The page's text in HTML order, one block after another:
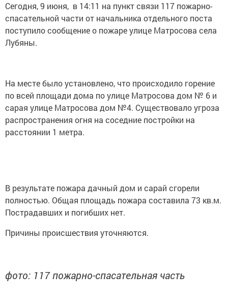
Сегодня, 9 июня, в 14:11 на пункт связи 117 пожарно-
спасательной части от начальника отдельного поста
поступило сообщение о пожаре улице Матросова села
Лубяны.
На месте было установлено, что происходило горение
по всей площади дома по улице Матросова дом № 6 и
сарая улице Матросова дом №4. Существовало угроза
распространения огня на соседние постройки на
расстоянии 1 метра.
В результате пожара дачный дом и сарай сгорели
полностью. Общая площадь пожара составила 73 кв.м.
Пострадавших и погибших нет.
Причины происшествия уточняются.
фото: 117 пожарно-спасательная часть